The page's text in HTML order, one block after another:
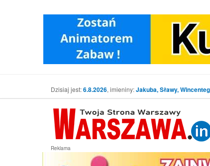
Dzisiaj jest:6.8.2026, imieniny:Jakuba, Sławy,
Reklama